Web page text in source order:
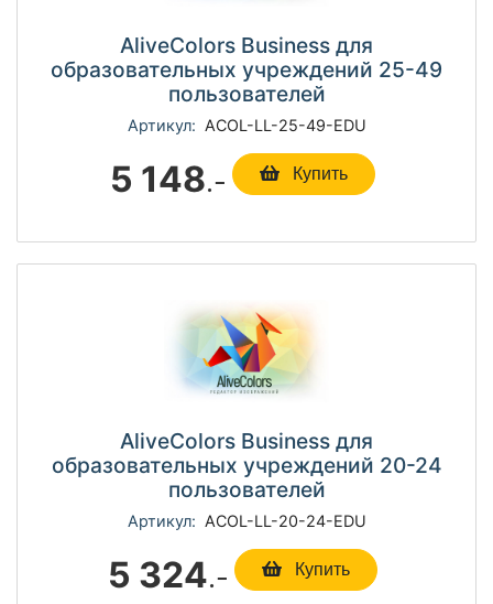
AliveColors Business для
образовательных учреждений 25-49
пользователей
Артикул: ACOL-LL-25-49-EDU
5 148.- Купить
AliveColors Business для
образовательных учреждений 20-24
пользователей
Артикул: ACOL-LL-20-24-EDU
5 324.- Купить